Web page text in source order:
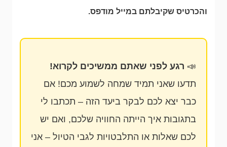
והכרטיס שקיבלתם במייל מודפס.
📣 רגע לפני שאתם ממשיכים לקרוא!
תדעו שאני תמיד שמחה לשמוע מכם! אם
כבר יצא לכם לבקר ביעד הזה – תכתבו לי
בתגובות איך הייתה החוויה שלכם, ואם יש
לכם שאלות או התלבטויות לגבי הטיול – אני